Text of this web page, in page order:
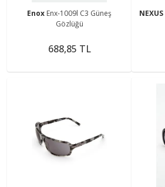
Enox Enx-1009l C3 Güneş
Gözlüğü
688,85 TL
NEXUS